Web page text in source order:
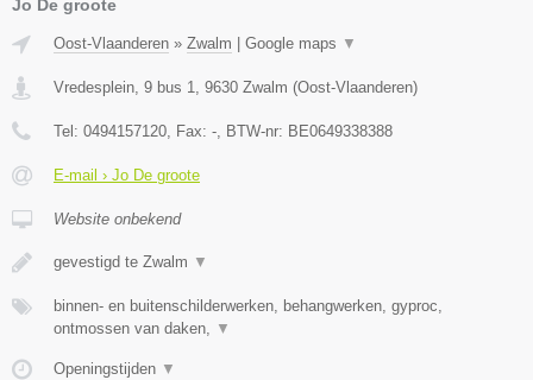
Jo De groote
Oost-Vlaanderen » Zwalm Google maps ▼
Vredesplein, 9 bus 1, 9630 Zwalm (Oost-Vlaanderen)
Tel: 0494157120, Fax: -, BTW-nr: BE0649338388
E-mail › Jo De groote
Website onbekend
gevestigd te Zwalm ▼
binnen- en buitenschilderwerken, behangwerken, gyproc,
ontmossen van daken, ▼
Openingstijden ▼